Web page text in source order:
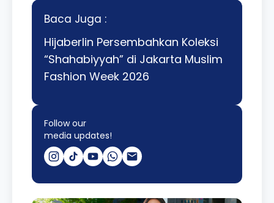
Baca Juga :
Hijaberlin Persembahkan Koleksi
“Shahabiyyah” di Jakarta Muslim
Fashion Week 2026
Follow our
media updates!